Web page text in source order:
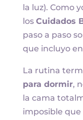
la luz). Como
los Cuidados
paso a paso
que incluyo
La rutina
para dormir,
la cama
imposible que